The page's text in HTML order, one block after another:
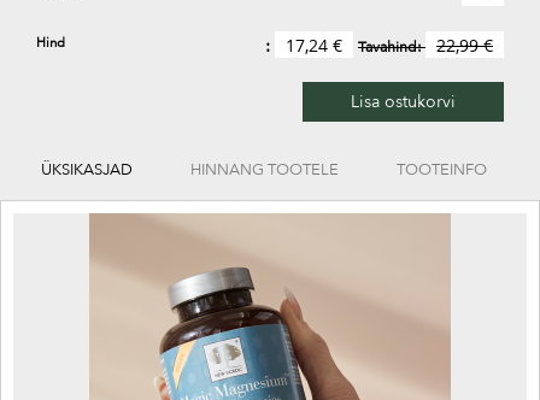
Hind 17,24 € Tavahind: 22,99 €
Lisa ostukorvi
ÜKSIKASJAD HINNANG TOOTELE TOOTEINFO